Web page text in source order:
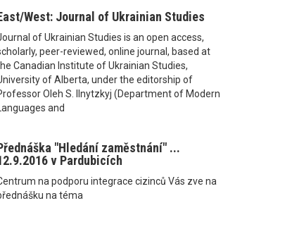
West: Journal of Ukrainian Studies
of Ukrainian Studies is an open access,
peer-reviewed, online journal, based at
Canadian Institute of Ukrainian Studies,
of Alberta, under the editorship of
Oleh S. Ilnytzkyj (Department of Modern
and
"Hledání zaměstnání" ...
v Pardubicích
na podporu integrace cizinců Vás zve na
na téma